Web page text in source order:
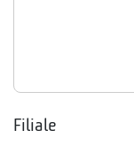
Filiale